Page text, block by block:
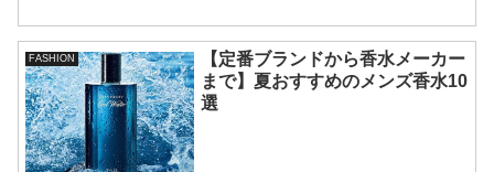
FASHION
【定番ブランドから香水メーカー
まで】夏おすすめのメンズ香水10
選